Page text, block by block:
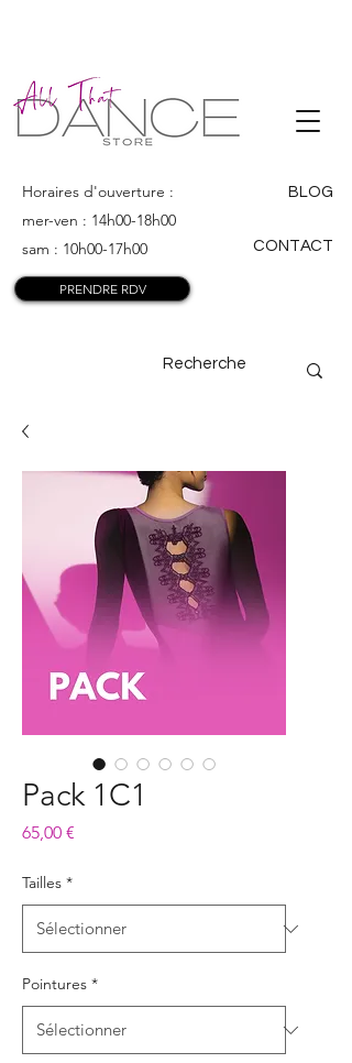
ALL THAT
DANCE
Horaires d'ouverture :
mer-ven : 14h00-18h00
sam : 10h00-17h00
BLOG
CONTACT
PRENDRE RDV
Pack 1C1
65,00 €
Tailles *
Pointures *